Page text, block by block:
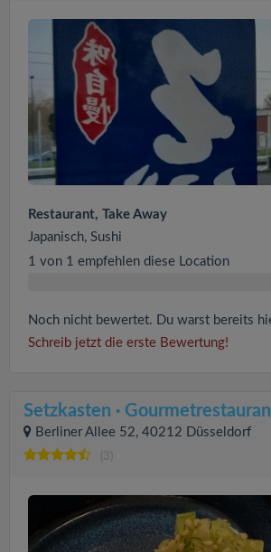
Restaurant, Take Away
Japanisch, Sushi
1 von 1 empfehlen diese Location
Noch nicht bewertet. Du warst bereits
Schreib jetzt die erste Bewertung!
Setzkasten ·
Berliner Allee 52, 40212 Düsseldorf
(3)